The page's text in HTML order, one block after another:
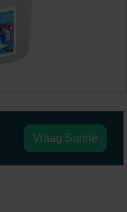
Vraag Sanne